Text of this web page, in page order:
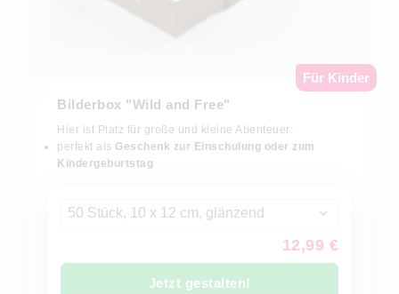
Für Kinder
Bilderbox "Wild and Free"
Hier ist Platz für große und kleine Abenteuer:
perfekt als Geschenk zur Einschulung oder zum
Kindergeburtstag
50 Stück, 10 x 12 cm, glänzend
12,99 €
Jetzt gestalten!